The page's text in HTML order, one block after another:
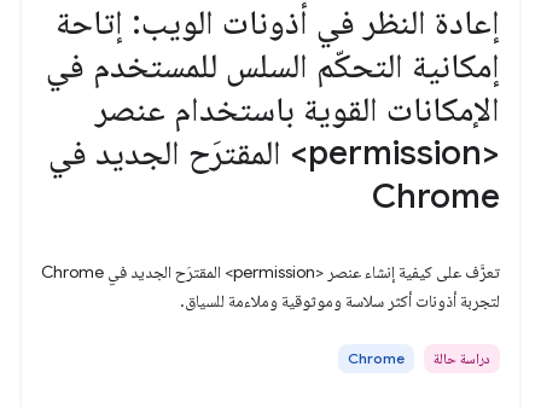
إعادة النظر في أذونات الويب: إتاحة
إمكانية التحكّم السلس للمستخدم في
الإمكانات القوية باستخدام عنصر
<permission> المقترَح الجديد في
Chrome
تعرَّف على كيفية إنشاء عنصر <permission> المقترَح الجديد في Chrome
لتجربة أذونات أكثر سلاسة وموثوقية وملاءمة للسياق.
دراسة حالة Chrome